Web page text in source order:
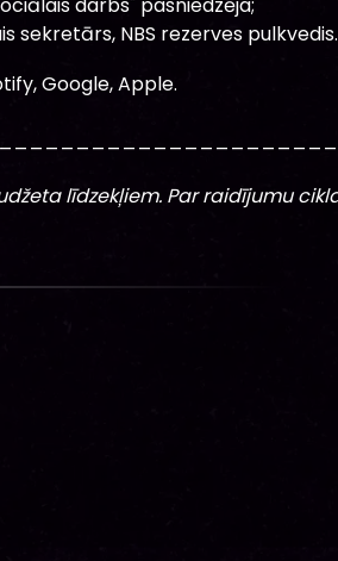
darbs" pasniedzēja;
sekretārs, NBS rezerves pulkvedis.
Google, Apple.
līdzekļiem. Par raidījumu